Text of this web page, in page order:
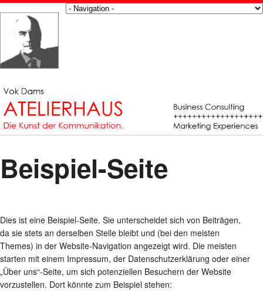
Beispiel-Seite
Dies ist eine Beispiel-Seite. Sie unterscheidet sich von Beiträgen,
da sie stets an derselben Stelle bleibt und (bei den meisten
Themes) in der Website-Navigation angezeigt wird. Die meisten
starten mit einem Impressum, der Datenschutzerklärung oder einer
„Über uns“-Seite, um sich potenziellen Besuchern der Website
vorzustellen. Dort könnte zum Beispiel stehen: